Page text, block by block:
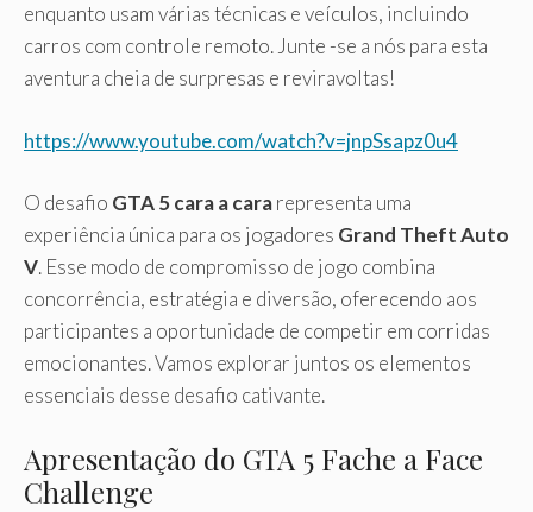
enquanto usam várias técnicas e veículos, incluindo
carros com controle remoto. Junte -se a nós para esta
aventura cheia de surpresas e reviravoltas!
https://www.youtube.com/watch?v=jnpSsapz0u4
O desafio GTA 5 cara a cararepresenta uma
experiência única para os jogadores Grand Theft Auto
V. Esse modo de compromisso de jogo combina
concorrência, estratégia e diversão, oferecendo aos
participantes a oportunidade de competir em corridas
emocionantes. Vamos explorar juntos os elementos
essenciais desse desafio cativante.
Apresentação do GTA 5 Fache a Face
Challenge